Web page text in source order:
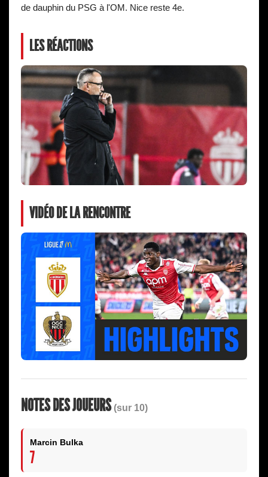
de dauphin du PSG à l'OM. Nice reste 4e.
LES RÉACTIONS
VIDÉO DE LA RENCONTRE
NOTES DES JOUEURS (sur 10)
Marcin Bulka
7